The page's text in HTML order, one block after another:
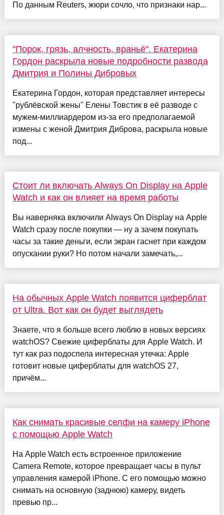
По данным Reuters, жюри сочло, что признаки нар...
"Порок, грязь, алчность, враньё". Екатерина
Гордон раскрыла новые подробности развода
Дмитрия и Полины Дибровых
Екатерина Гордон, которая представляет интересы
"рублёвской жены" Елены Товстик в её разводе с
мужем-миллиардером из-за его предполагаемой
измены с женой Дмитрия Диброва, раскрыла новые
под...
Стоит ли включать Always On Display на Apple
Watch и как он влияет на время работы
Вы наверняка включили Always On Display на Apple
Watch сразу после покупки — ну а зачем покупать
часы за такие деньги, если экран гаснет при каждом
опускании руки? Но потом начали замечать,...
На обычных Apple Watch появится циферблат
от Ultra. Вот как он будет выглядеть
Знаете, что я больше всего люблю в новых версиях
watchOS? Свежие циферблаты для Apple Watch. И
тут как раз подоспела интересная утечка: Apple
готовит новые циферблаты для watchOS 27,
причём...
Как снимать красивые селфи на камеру iPhone
с помощью Apple Watch
На Apple Watch есть встроенное приложение
Camera Remote, которое превращает часы в пульт
управления камерой iPhone. С его помощью можно
снимать на основную (заднюю) камеру, видеть
превью пр...